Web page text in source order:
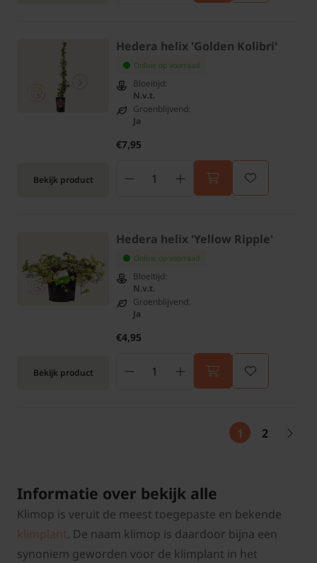
Bekijk product
Hedera helix 'Golden Kolibri'
Online op voorraad
Bloeitijd:
N.v.t.
Groenblijvend:
Ja
€7,95
Bekijk product
Hedera helix 'Yellow Ripple'
Online op voorraad
Bloeitijd:
N.v.t.
Groenblijvend:
Ja
€4,95
1 2
Informatie over bekijk alle
Klimop is veruit de meest toegepaste en bekende
klimplant. De naam klimop is daardoor bijna een
synoniem geworden voor de klimplant in het